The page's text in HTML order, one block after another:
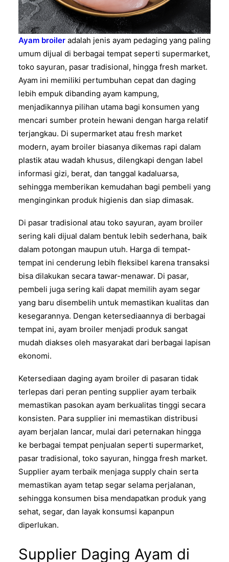
Ayam broiler adalah jenis ayam pedaging yang paling
umum dijual di berbagai tempat seperti supermarket,
toko sayuran, pasar tradisional, hingga fresh market.
Ayam ini memiliki pertumbuhan cepat dan daging
lebih empuk dibanding ayam kampung,
menjadikannya pilihan utama bagi konsumen yang
mencari sumber protein hewani dengan harga relatif
terjangkau. Di supermarket atau fresh market
modern, ayam broiler biasanya dikemas rapi dalam
plastik atau wadah khusus, dilengkapi dengan label
informasi gizi, berat, dan tanggal kadaluarsa,
sehingga memberikan kemudahan bagi pembeli yang
menginginkan produk higienis dan siap dimasak.
Di pasar tradisional atau toko sayuran, ayam broiler
sering kali dijual dalam bentuk lebih sederhana, baik
dalam potongan maupun utuh. Harga di tempat-
tempat ini cenderung lebih fleksibel karena transaksi
bisa dilakukan secara tawar-menawar. Di pasar,
pembeli juga sering kali dapat memilih ayam segar
yang baru disembelih untuk memastikan kualitas dan
kesegarannya. Dengan ketersediaannya di berbagai
tempat ini, ayam broiler menjadi produk sangat
mudah diakses oleh masyarakat dari berbagai lapisan
ekonomi.
Ketersediaan daging ayam broiler di pasaran tidak
terlepas dari peran penting supplier ayam terbaik
memastikan pasokan ayam berkualitas tinggi secara
konsisten. Para supplier ini memastikan distribusi
ayam berjalan lancar, mulai dari peternakan hingga
ke berbagai tempat penjualan seperti supermarket,
pasar tradisional, toko sayuran, hingga fresh market.
Supplier ayam terbaik menjaga supply chain serta
memastikan ayam tetap segar selama perjalanan,
sehingga konsumen bisa mendapatkan produk yang
sehat, segar, dan layak konsumsi kapanpun
diperlukan.
Supplier Daging Ayam di